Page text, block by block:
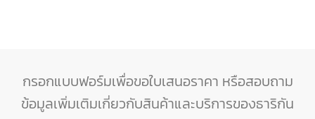
กรอกแบบฟอร์มเพื่อขอใบเสนอราคา หรือสอบถาม
ข้อมูลเพิ่มเติมเกี่ยวกับสินค้าและบริการของธาริกัน